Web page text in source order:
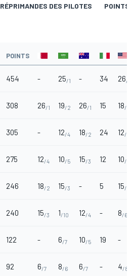
RÉPRIMANDES DES PILOTES POINTS
POINTS
454 - 25/1 - 34 26/1
308 26/1 19/2 26/1 15 18/2
305 - 12/4 18/2 24 12/4
275 12/4 10/5 15/3 12 10/5
246 18/2 15/3 - 5 15/3
240 15/3 1/10 12/4 - 8/6
122 - 6/7 10/5 19 -
92 6/7 8/6 6/7 - 4/8